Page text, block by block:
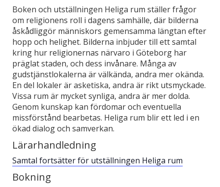
Boken och utställningen Heliga rum ställer frågor
om religionens roll i dagens samhälle, där bilderna
åskådliggör människors gemensamma längtan efter
hopp och helighet. Bilderna inbjuder till ett samtal
kring hur religionernas närvaro i Göteborg har
präglat staden, och dess invånare. Många av
gudstjänstlokalerna är välkända, andra mer okända.
En del lokaler är asketiska, andra är rikt utsmyckade.
Vissa rum är mycket synliga, andra är mer dolda.
Genom kunskap kan fördomar och eventuella
missförstånd bearbetas. Heliga rum blir ett led i en
ökad dialog och samverkan.
Lärarhandledning
Samtal fortsätter för utställningen Heliga rum
Bokning